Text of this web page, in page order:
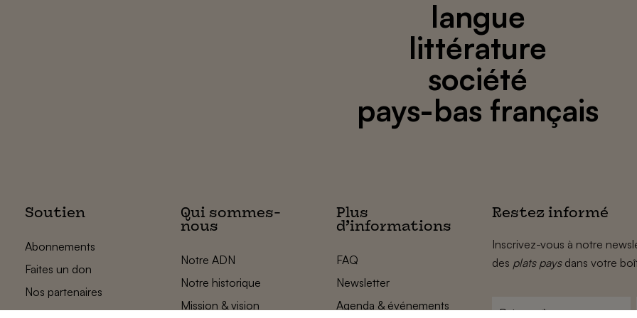
langue
littérature
société
pays-bas français
Soutien
Abonnements
Faites un don
Nos partenaires
Qui sommes-
nous
Notre ADN
Notre historique
Mission & vision
Plus
d’informations
FAQ
Newsletter
Agenda & événements
Restez informé
Inscrivez-vous à notre
des plats paysdans votre